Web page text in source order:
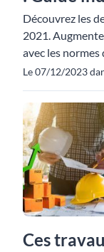
Découvrez les
2021.
avec les
Le 07/12/2023
Ces